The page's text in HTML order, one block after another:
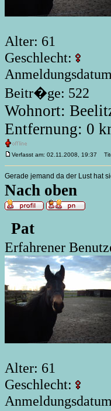
Alter: 61
Geschlecht:
Beitr�ge: 522
Wohnort:
Entfernung: 0
Verfasst am: 02.11.2008, 19:37
Gerade jemand da der Lust hat
Nach oben
Pat
Erfahrener
Alter: 61
Geschlecht: